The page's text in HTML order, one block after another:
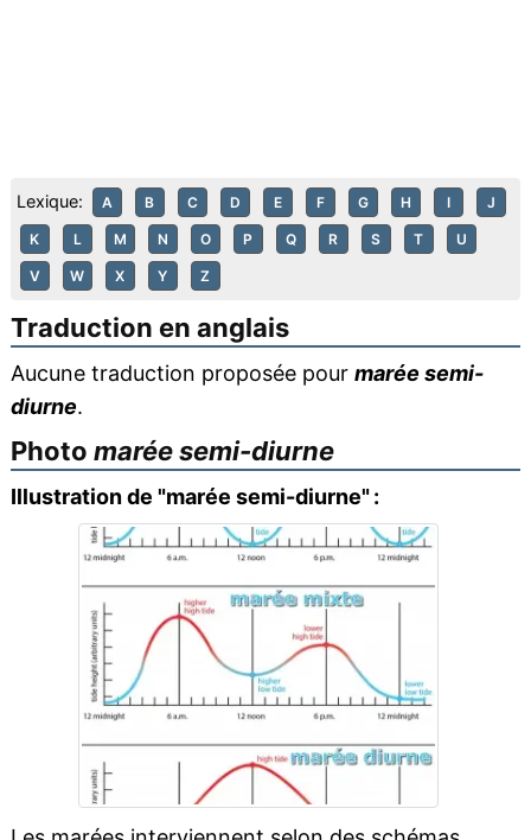
Lexique: A B C D E F G H I J
K L M N O P Q R S T U
V W X Y Z
Traduction en anglais
Aucune traduction proposée pour marée semi-
diurne.
Photo marée semi-diurne
Illustration de "marée semi-diurne" :